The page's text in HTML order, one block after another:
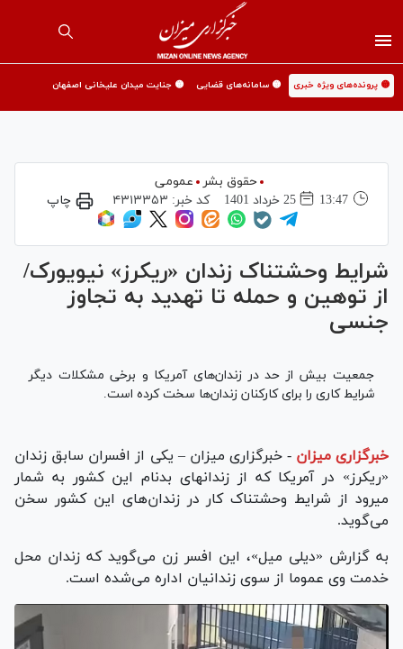
🟡 پرونده‌های ویژه خبری 🟡 سامانه‌های قضایی 🟡 جنایت میدان علیخانی اصفهان
حقوق بشر
عمومی
13:47
25 خرداد 1401 کد خبر: ۴۳۱۳۳۵۳ چاپ
شرایط وحشتناک زندان‎ «ریکرز» نیویورک/
از توهین و حمله تا تهدید به تجاوز
جنسی
جمعیت بیش از حد در زندان‌های آمریکا و برخی مشکلات دیگر
شرایط کاری را برای کارکنان زندان‌ها سخت کرده است.
خبرگزاری میزان - خبرگزاری میزان – یکی از افسران سابق زندان
«ریکرز» در آمریکا که از زندان‎های بدنام این کشور به شمار
می‎رود از شرایط وحشتناک کار در زندان‌های این کشور سخن
می‌گوید.
به گزارش «دیلی میل»، این افسر زن می‌گوید که زندان محل
خدمت وی عموما از سوی زندانیان اداره می‌شده است.